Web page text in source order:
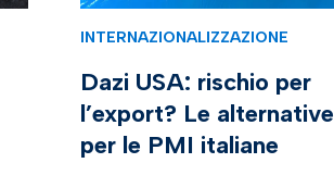
INTERNAZIONALIZZAZIONE
Dazi USA: rischio per
l’export? Le alternative
per le PMI italiane